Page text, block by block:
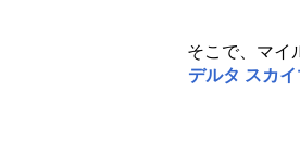
そこで、マイ
デルタ スカ